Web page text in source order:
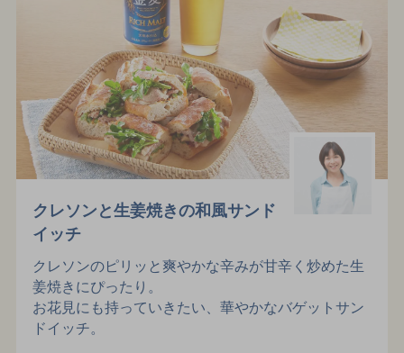
クレソンと生姜焼きの和風サンド
イッチ
クレソンのピリッと爽やかな辛みが甘辛く炒めた生
姜焼きにぴったり。
お花見にも持っていきたい、華やかなバゲットサン
ドイッチ。